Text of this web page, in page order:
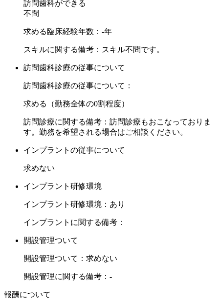
訪問歯科ができる
不問
求める臨床経験年数：-年
スキルに関する備考：スキル不問です。
訪問歯科診療の従事について
訪問歯科診療の従事について：
求める（勤務全体の0割程度）
訪問診療に関する備考：訪問診療もおこなっておりま
す。勤務を希望される場合はご相談ください。
インプラントの従事について
求めない
インプラント研修環境
インプラント研修環境：あり
インプラントに関する備考：
開設管理ついて
開設管理ついて：求めない
開設管理に関する備考：-
報酬について